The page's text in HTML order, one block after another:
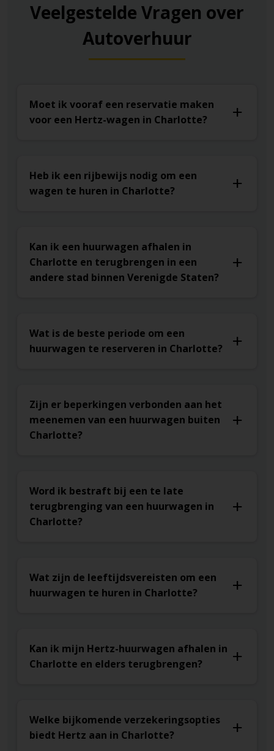
Veelgestelde Vragen over
Autoverhuur
Moet ik vooraf een reservatie maken
voor een Hertz-wagen in Charlotte?
Heb ik een rijbewijs nodig om een
wagen te huren in Charlotte?
Kan ik een huurwagen afhalen in
Charlotte en terugbrengen in een
andere stad binnen Verenigde Staten?
Wat is de beste periode om een
huurwagen te reserveren in Charlotte?
Zijn er beperkingen verbonden aan het
meenemen van een huurwagen buiten
Charlotte?
Word ik bestraft bij een te late
terugbrenging van een huurwagen in
Charlotte?
Wat zijn de leeftijdsvereisten om een
huurwagen te huren in Charlotte?
Kan ik mijn Hertz-huurwagen afhalen in
Charlotte en elders terugbrengen?
Welke bijkomende verzekeringsopties
biedt Hertz aan in Charlotte?